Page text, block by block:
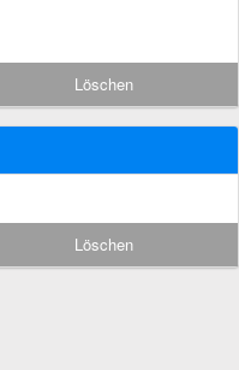
Löschen
Löschen